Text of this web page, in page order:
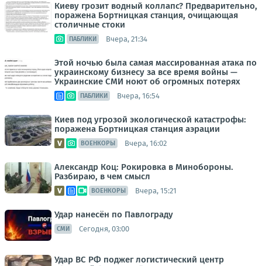
Киеву грозит водный коллапс? Предварительно,
поражена Бортницкая станция, очищающая
столичные стоки
ПАБЛИКИ Вчера, 21:34
Этой ночью была самая массированная атака по
украинскому бизнесу за все время войны —
Украинские СМИ ноют об огромных потерях
ПАБЛИКИ Вчера, 16:54
Киев под угрозой экологической катастрофы:
поражена Бортницкая станция аэрации
ВОЕНКОРЫ Вчера, 16:02
Александр Коц: Рокировка в Минобороны.
Разбираю, в чем смысл
ВОЕНКОРЫ Вчера, 15:21
Удар нанесён по Павлограду
СМИ Сегодня, 03:00
Удар ВС РФ поджег логистический центр